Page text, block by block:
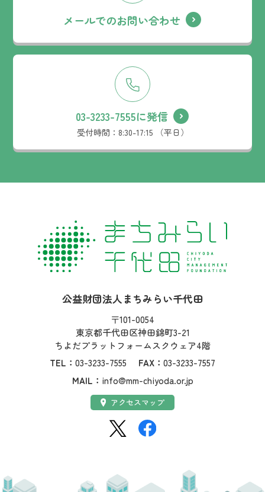
メールでのお問い合わせ
03-3233-7555に発信
受付時間： 8:30-17:15 （平日）
社名：
公益財団法人まちみらい千代田
住所：
〒101-0054
東京都千代田区神田錦町3-21
ちよだプラットフォームスクウェア4階
TEL： 03-3233-7555 FAX： 03-3233-7557
MAIL： info@mm-chiyoda.or.jp
アクセス：
アクセスマップ
SNS：